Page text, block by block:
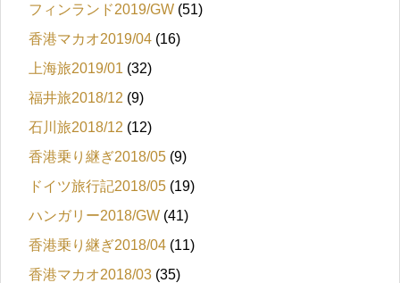
フィンランド2019/GW (51)
香港マカオ2019/04 (16)
上海旅2019/01 (32)
福井旅2018/12 (9)
石川旅2018/12 (12)
香港乗り継ぎ2018/05 (9)
ドイツ旅行記2018/05 (19)
ハンガリー2018/GW (41)
香港乗り継ぎ2018/04 (11)
香港マカオ2018/03 (35)